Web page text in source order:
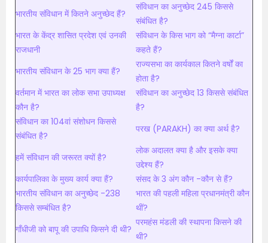
भारतीय संविधान में कितने अनुच्छेद हैं?
संविधान का अनुच्छेद 245 किससे
संबंधित है?
भारत के केंद्र शासित प्रदेश एवं उनकी
राजधानी
संविधान के किस भाग को “मैग्ना कार्टा”
कहते हैं?
भारतीय संविधान के 25 भाग क्या हैं?
राज्यसभा का कार्यकाल कितने वर्षों का
होता है?
वर्तमान में भारत का लोक सभा उपाध्यक्ष
कौन है?
संविधान का अनुच्छेद 13 किससे संबंधित
है?
संविधान का 104वां संशोधन किससे
संबंधित है?
परख (PARAKH) का क्या अर्थ है?
हमें संविधान की जरूरत क्यों है?
लोक अदालत क्या है और इसके क्या
उद्देश्य हैं?
कार्यपालिका के मुख्य कार्य क्या हैं?
संसद के 3 अंग कौन -कौन से हैं?
भारतीय संविधान का अनुच्छेद -238
किससे सम्बंधित है?
भारत की पहली महिला प्रधानमंत्री कौन
थीं?
गाँधीजी को बापू की उपाधि किसने दी थी?
परमहंस मंडली की स्थापना किसने की
थी?